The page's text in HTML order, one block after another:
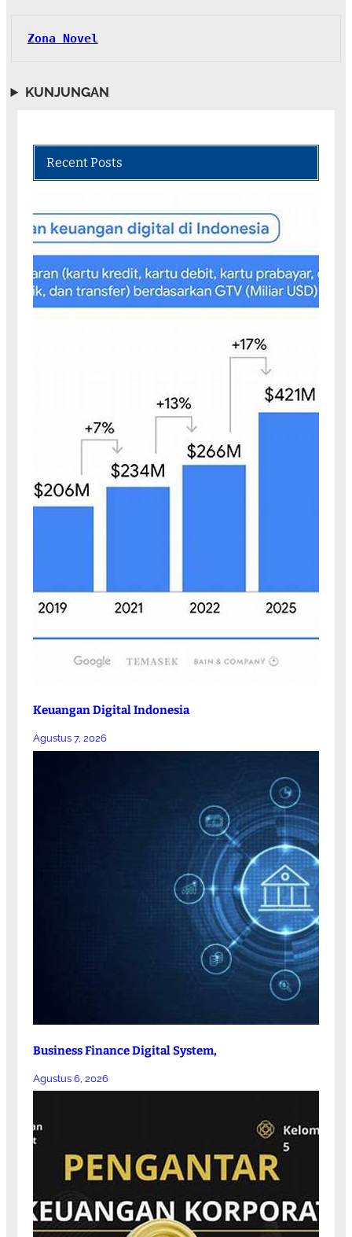
Zona Novel
KUNJUNGAN
Recent Posts
Keuangan Digital Indonesia
Agustus 7, 2026
Business Finance Digital System,
Agustus 6, 2026